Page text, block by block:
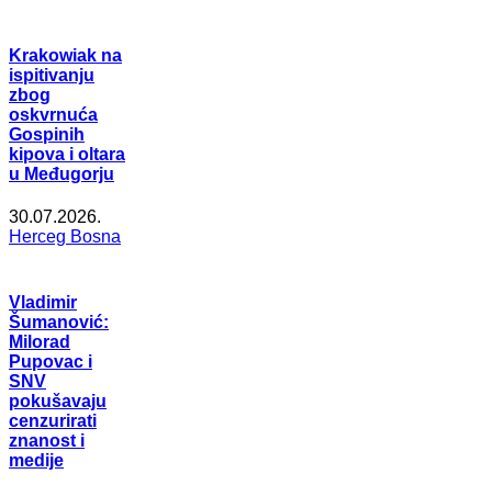
Krakowiak na
ispitivanju
zbog
oskvrnuća
Gospinih
kipova i oltara
u Međugorju
30.07.2026.
Herceg Bosna
Vladimir
Šumanović:
Milorad
Pupovac i
SNV
pokušavaju
cenzurirati
znanost i
medije